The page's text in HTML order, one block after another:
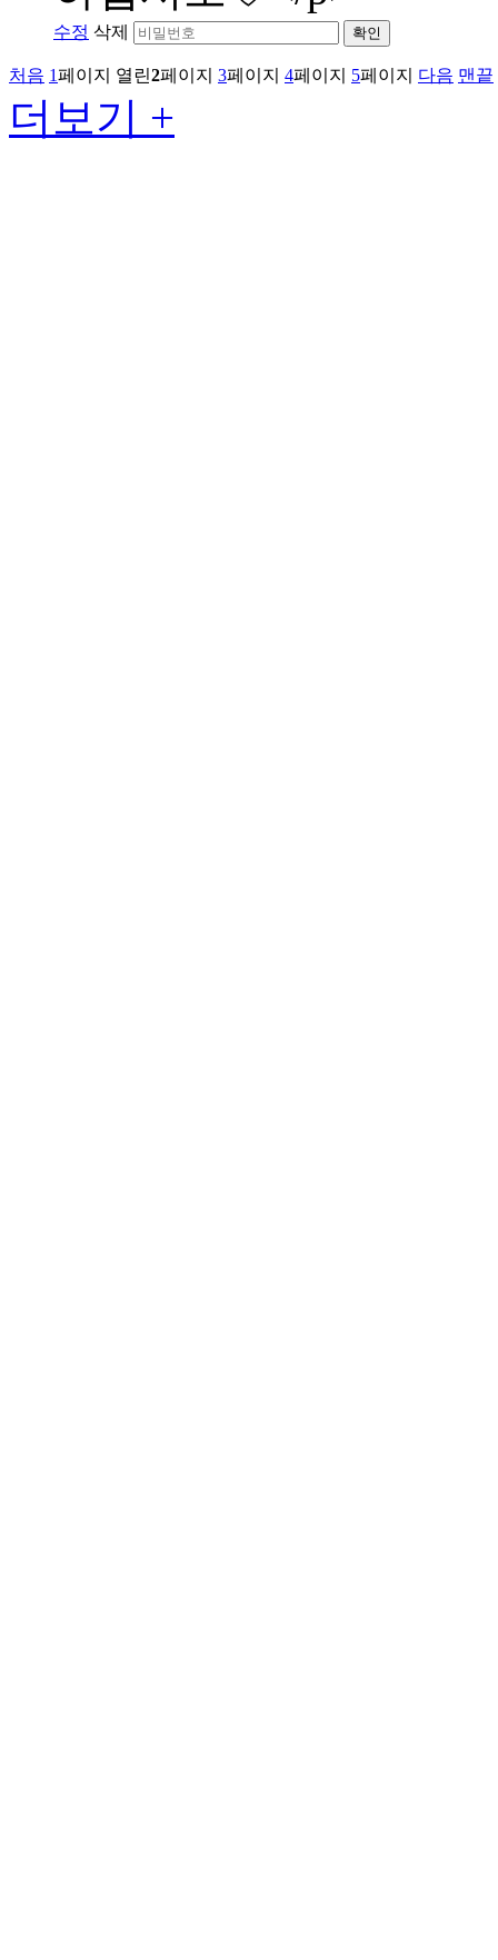
수정 삭제 확인
처음 1페이지 열린2페이지 3페이지 4페이지 5페이지 다음 맨끝
더보기 +